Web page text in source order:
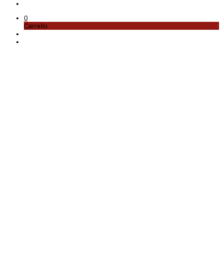
0
Carrello